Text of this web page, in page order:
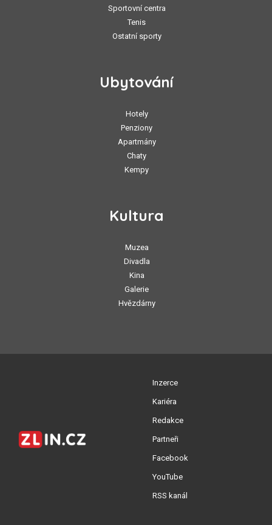
Sportovní centra
Tenis
Ostatní sporty
Ubytování
Hotely
Penziony
Apartmány
Chaty
Kempy
Kultura
Muzea
Divadla
Kina
Galerie
Hvězdárny
Inzerce
Kariéra
Redakce
Partneři
Facebook
YouTube
RSS kanál